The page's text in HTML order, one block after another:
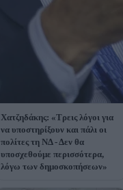
Χατζηδάκης: «Τρεις λόγοι για
να υποστηρίξουν και πάλι οι
πολίτες τη ΝΔ - Δεν θα
υποσχεθούμε περισσότερα,
λόγω των δημοσκοπήσεων»